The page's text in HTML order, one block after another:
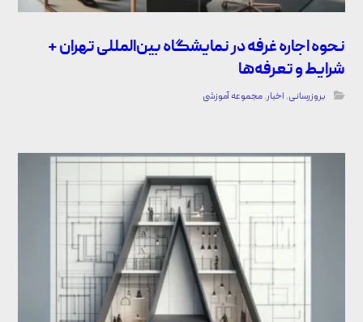
نحوه اجاره غرفه در نمایشگاه بین‌المللی تهران +
شرایط و تعرفه‌ها
بروزرسانی, اخبار,مجموعه آموزشی